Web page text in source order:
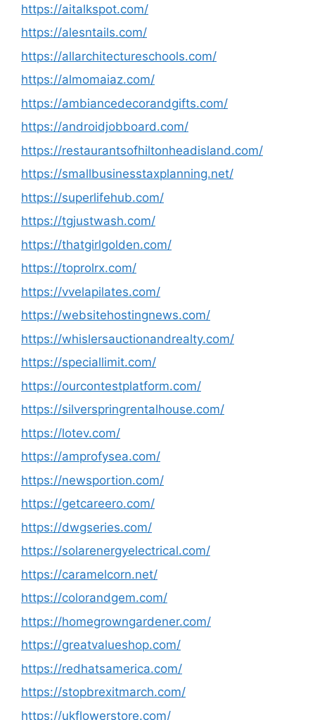
https://aitalkspot.com/
https://alesntails.com/
https://allarchitectureschools.com/
https://almomaiaz.com/
https://ambiancedecorandgifts.com/
https://androidjobboard.com/
https://restaurantsofhiltonheadisland.com/
https://smallbusinesstaxplanning.net/
https://superlifehub.com/
https://tgjustwash.com/
https://thatgirlgolden.com/
https://toprolrx.com/
https://vvelapilates.com/
https://websitehostingnews.com/
https://whislersauctionandrealty.com/
https://speciallimit.com/
https://ourcontestplatform.com/
https://silverspringrentalhouse.com/
https://lotev.com/
https://amprofysea.com/
https://newsportion.com/
https://getcareero.com/
https://dwgseries.com/
https://solarenergyelectrical.com/
https://caramelcorn.net/
https://colorandgem.com/
https://homegrowngardener.com/
https://greatvalueshop.com/
https://redhatsamerica.com/
https://stopbrexitmarch.com/
https://ukflowerstore.com/